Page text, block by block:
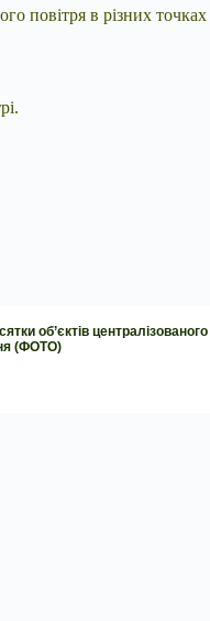
повітря в різних
об’єктів централізованого
(ФОТО)